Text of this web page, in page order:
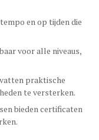
en op tijden die
voor alle niveaus,
praktische
te versterken.
bieden certificaten